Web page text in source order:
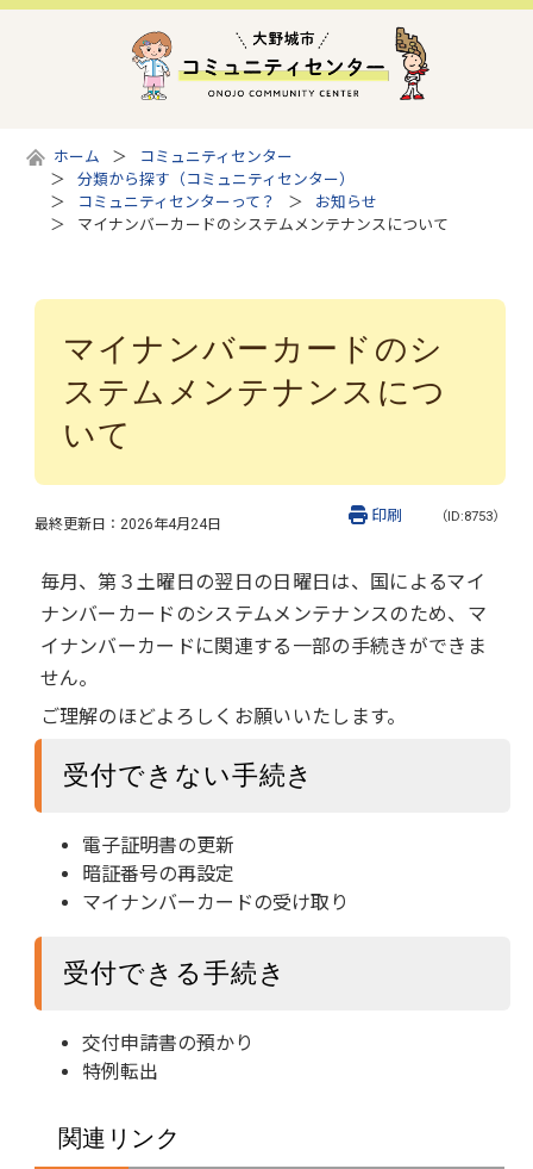
ホーム
コミュニティセンター
分類から探す（コミュニティセンター）
コミュニティセンターって？
お知らせ
マイナンバーカードのシステムメンテナンスについて
マイナンバーカードのシ
ステムメンテナンスにつ
いて
最終更新日： 2026年4月24日 （ID:8753）
印刷
毎月、第３土曜日の翌日の日曜日は、国によるマイ
ナンバーカードのシステムメンテナンスのため、マ
イナンバーカードに関連する一部の手続きができま
せん。
ご理解のほどよろしくお願いいたします。
受付できない手続き
電子証明書の更新
暗証番号の再設定
マイナンバーカードの受け取り
受付できる手続き
交付申請書の預かり
特例転出
関連リンク